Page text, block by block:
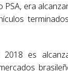
PSA, era
2018 es